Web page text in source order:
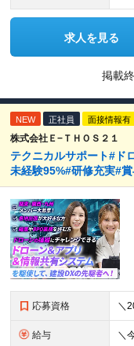
求人を見る
掲載
NEW 正社員 面接情報有
株式会社Ｅ−ＴＨＯＳ２１
テクニカルサポート#ド
未経験95%#研修充実#
応募資格
給与